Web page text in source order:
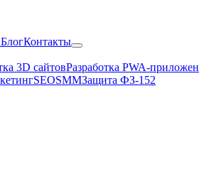
БлогКонтакты
3D сайтовРазработка PWA-
SEOSMMЗащита ФЗ-152